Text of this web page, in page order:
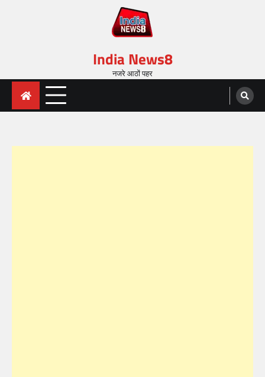
India News8
नजरे आठों पहर